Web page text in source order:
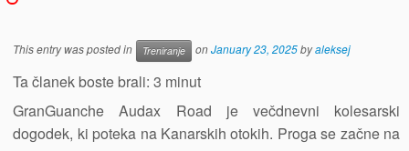
This entry was posted in Treniranje onJanuary 23, 2025byaleksej
Ta članek boste brali: 3 minut
GranGuanche Audax Road je večdnevni kolesarski
dogodek, ki poteka na Kanarskih otokih. Proga se začne na